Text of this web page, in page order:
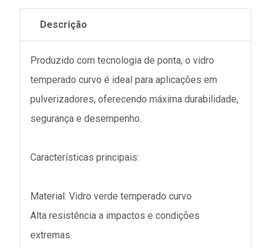
Descrição
Produzido com tecnologia de ponta, o vidro
temperado curvo é ideal para aplicações em
pulverizadores, oferecendo máxima durabilidade,
segurança e desempenho.
Características principais:
Material: Vidro verde temperado curvo
Alta resistência a impactos e condições
extremas.